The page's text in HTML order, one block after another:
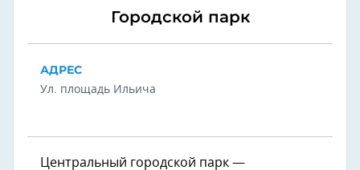
Городской парк
АДРЕС
Ул. площадь Ильича
Центральный городской парк —